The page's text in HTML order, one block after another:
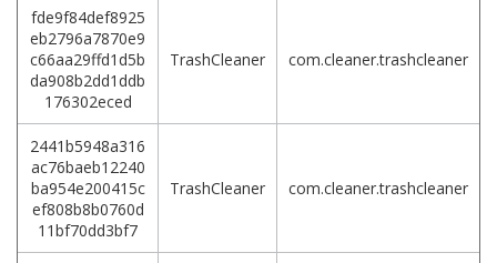
fde9f84def8925
eb2796a7870e9
c66aa29ffd1d5b
da908b2dd1ddb
176302eced
TrashCleaner com.cleaner.trashcleaner
2441b5948a316
ac76baeb12240
ba954e200415c
ef808b8b0760d
11bf70dd3bf7
TrashCleaner com.cleaner.trashcleaner